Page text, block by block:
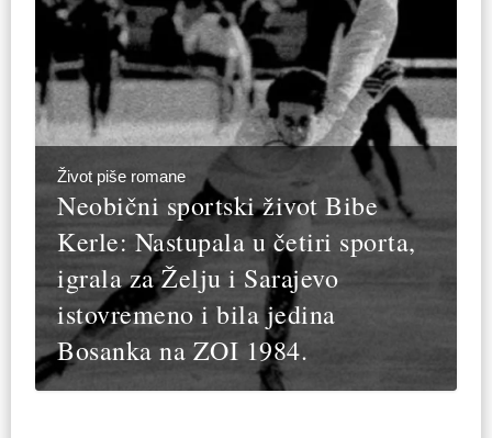
Život piše romane
Neobični sportski život Bibe
Kerle: Nastupala u četiri sporta,
igrala za Želju i Sarajevo
istovremeno i bila jedina
Bosanka na ZOI 1984.